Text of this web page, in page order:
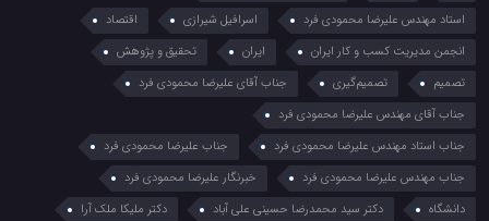
استاد مهندس علیرضا محمودی فرد
اسرافیل شیرازی
اقتصاد
انجمن مدیریت کسب و کار ایران
ایران
تحقیق و پژوهش
تصمیم
تصمیم‌گیری
جناب آقای علیرضا محمودی فرد
جناب آقای مهندس علیرضا محمودی فرد
جناب استاد مهندس علیرضا محمودی فرد
جناب علیرضا محمودی فرد
جناب مهندس علیرضا محمودی فرد
خبرنگار علیرضا محمودی فرد
دانشگاه
دکتر سید محمدرضا حسینی علی آباد
دکتر ملیکا ملک آرا